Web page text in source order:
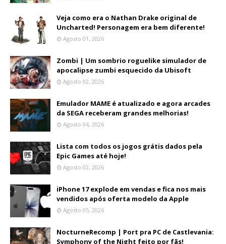
Veja como era o Nathan Drake original de
Uncharted! Personagem era bem diferente!
Agosto 01, 2026
Zombi | Um sombrio roguelike simulador de
apocalipse zumbi esquecido da Ubisoft
Agosto 02, 2026
Emulador MAME é atualizado e agora arcades
da SEGA receberam grandes melhorias!
Agosto 04, 2026
Lista com todos os jogos grátis dados pela
Epic Games até hoje!
Agosto 02, 2026
iPhone 17 explode em vendas e fica nos mais
vendidos após oferta modelo da Apple
Agosto 05, 2026
NocturneRecomp | Port pra PC de Castlevania:
Symphony of the Night feito por fãs!